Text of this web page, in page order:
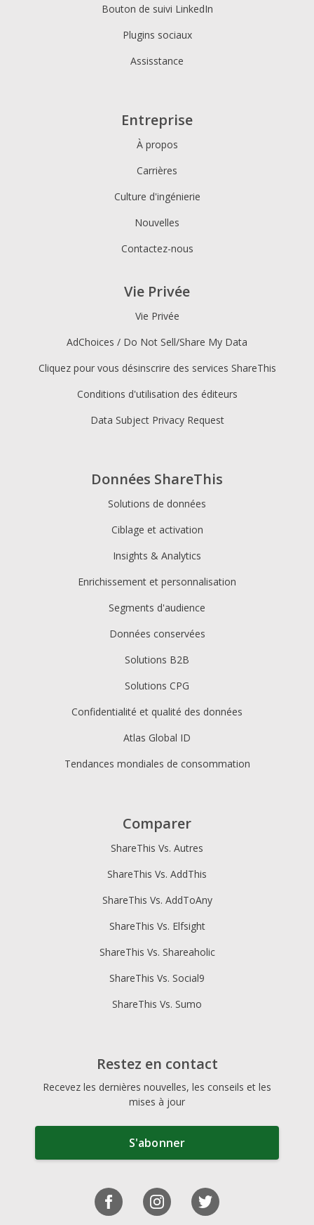
Bouton de suivi LinkedIn
Plugins sociaux
Assisstance
Données ShareThis
Solutions de données
Ciblage et activation
Insights & Analytics
Enrichissement et personnalisation
Segments d'audience
Données conservées
Solutions B2B
Solutions CPG
Confidentialité et qualité des données
Atlas Global ID
Tendances mondiales de consommation
Entreprise
À propos
Carrières
Culture d'ingénierie
Nouvelles
Contactez-nous
Vie Privée
Vie Privée
AdChoices / Do Not Sell/Share My Data
Cliquez pour vous désinscrire des services ShareThis
Conditions d'utilisation des éditeurs
Data Subject Privacy Request
Comparer
ShareThis Vs. Autres
ShareThis Vs. AddThis
ShareThis Vs. AddToAny
ShareThis Vs. Elfsight
ShareThis Vs. Shareaholic
ShareThis Vs. Social9
ShareThis Vs. Sumo
Restez en contact
Recevez les dernières nouvelles, les conseils et les
mises à jour
S'abonner